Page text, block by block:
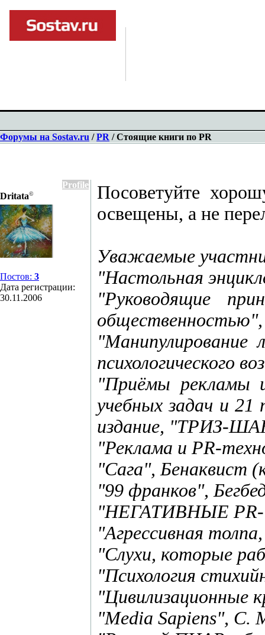
Форумы на Sostav.ru /PR / Стоящие книги по PR
Profile
Dritata©
Постов: 3
Дата регистрации:
30.11.2006
Посоветуйте
освещены, а не
Уважаемые
"Настольная
"Руководящие
общественностью",
"Манипулирование
психологического
"Приёмы рекламы
учебных задач и
издание, "ТРИЗ-
"Реклама и PR-
"Сага", Бенаквист
"99 франков",
"НЕГАТИВНЫЕ PR-
"Агрессивная
"Слухи, которые
"Психология
"Цивилизационные
"Media Sapiens", C.